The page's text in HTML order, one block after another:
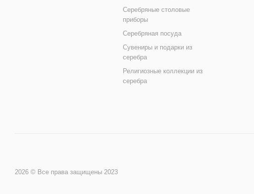
Серебряные столовые
приборы
Серебряная посуда
Сувениры и подарки из
серебра
Религиозные коллекции из
серебра
2026 © Все права защищены 2023